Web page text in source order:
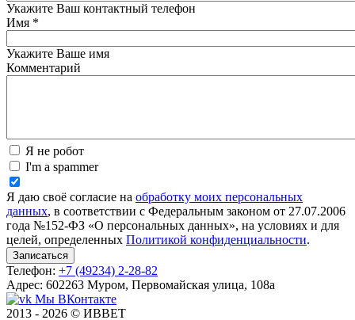
Укажите Ваш контактный телефон
Имя *
Укажите Ваше имя
Комментарий
Я не робот
I'm a spammer
Я даю своё согласие на обработку моих персональных
данных, в соответствии с Федеральным законом от 27.07.2006
года №152-ФЗ «О персональных данных», на условиях и для
целей, определенных Политикой конфиденциальности.
Телефон: +7 (49234) 2-28-82
Адрес: 602263 Муром, Первомайская улица, 108а
Мы ВКонтакте
2013 - 2026 © ИВВЕТ